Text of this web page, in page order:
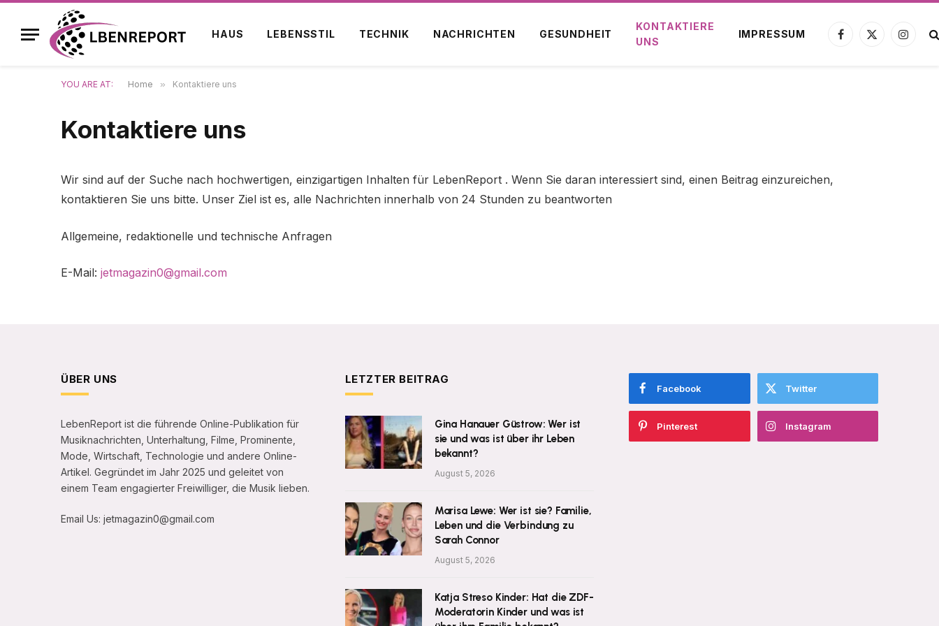
HAUS LEBENSSTIL TECHNIK NACHRICHTEN GESUNDHEIT
KONTAKTIERE
UNS
IMPRESSUM
Facebook
X
YOU ARE AT: Home » Kontaktiere uns
Kontaktiere uns
Wir sind auf der Suche nach hochwertigen, einzigartigen Inhalten für LebenReport . Wenn Sie daran interessiert sind, einen Beitrag einzureichen,
kontaktieren Sie uns bitte. Unser Ziel ist es, alle Nachrichten innerhalb von 24 Stunden zu beantworten
Allgemeine, redaktionelle und technische Anfragen
E-Mail: jetmagazin0@gmail.com
ÜBER UNS
LebenReport ist die führende Online-Publikation für
Musiknachrichten, Unterhaltung, Filme, Prominente,
Mode, Wirtschaft, Technologie und andere Online-
Artikel. Gegründet im Jahr 2025 und geleitet von
einem Team engagierter Freiwilliger, die Musik lieben.
Email Us: jetmagazin0@gmail.com
LETZTER BEITRAG
Gina Hanauer Güstrow: Wer ist
sie und was ist über ihr Leben
bekannt?
August 5, 2026
Marisa Lewe: Wer ist sie? Familie,
Leben und die Verbindung zu
Sarah Connor
August 5, 2026
Katja Streso Kinder: Hat die ZDF-
Moderatorin Kinder und was ist
Facebook Twitter
Pinterest Instagram